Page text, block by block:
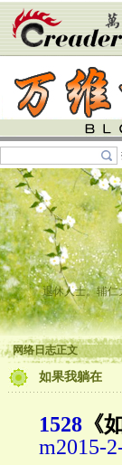
退休人士。辅仁
网络日志正文
如果我躺在
1528 《
m2015-